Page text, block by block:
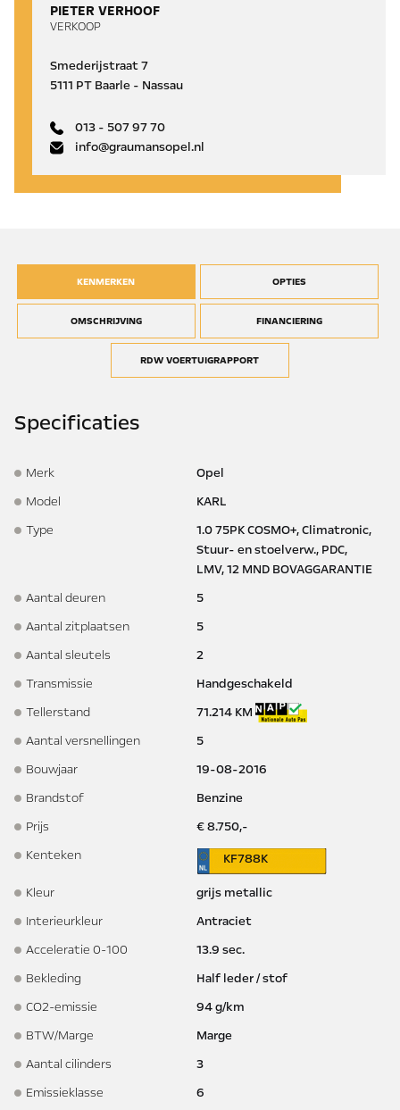
PIETER VERHOOF
VERKOOP
Smederijstraat 7
5111 PT Baarle - Nassau
013 - 507 97 70
info@graumansopel.nl
KENMERKEN OPTIES
OMSCHRIJVING FINANCIERING
RDW VOERTUIGRAPPORT
Specificaties
Merk
Opel
Model
KARL
Type
1.0 75PK COSMO+, Climatronic,
Stuur- en stoelverw., PDC,
LMV, 12 MND BOVAGGARANTIE
Aantal deuren
5
Aantal zitplaatsen
5
Aantal sleutels
2
Transmissie
Handgeschakeld
Tellerstand
71.214 KM
Aantal versnellingen
5
Bouwjaar
19-08-2016
Brandstof
Benzine
Prijs
€ 8.750,-
Kenteken
KF788K
Kleur
grijs metallic
Interieurkleur
Antraciet
Acceleratie 0-100
13.9 sec.
Bekleding
Half leder / stof
CO2-emissie
94 g/km
BTW/Marge
Marge
Aantal cilinders
3
Emissieklasse
6